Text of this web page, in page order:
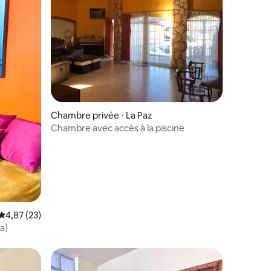
: 4,25 sur 5
moyenne sur la base de 23 commentaires : 4,87 sur 5
4,87 (23)
Chambre privée ⋅ La Paz
Chambre avec accès à la piscine